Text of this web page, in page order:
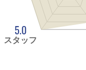
5.0
スタッフ